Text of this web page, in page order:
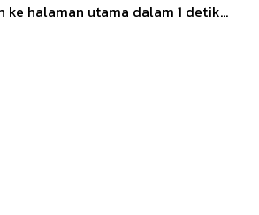
ke halaman utama dalam 1 detik...